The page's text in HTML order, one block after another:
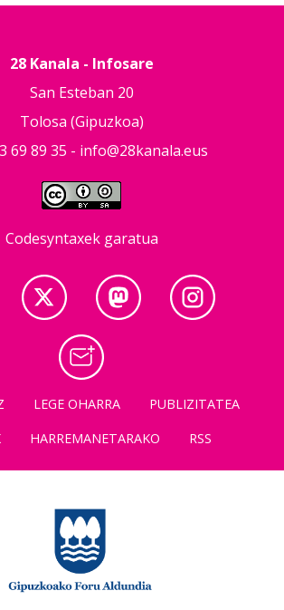
28 Kanala - Infosare
San Esteban 20
Tolosa (Gipuzkoa)
69 89 35 - info@28kanala.eus
Codesyntaxek garatua
LEGE OHARRA
PUBLIZITATEA
HARREMANETARAKO RSS